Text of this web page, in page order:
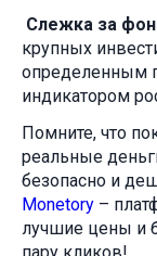
Слежка за
крупных
определенным
индикатором
Помните, что
реальные
безопасно и
Monetory –
лучшие цены и